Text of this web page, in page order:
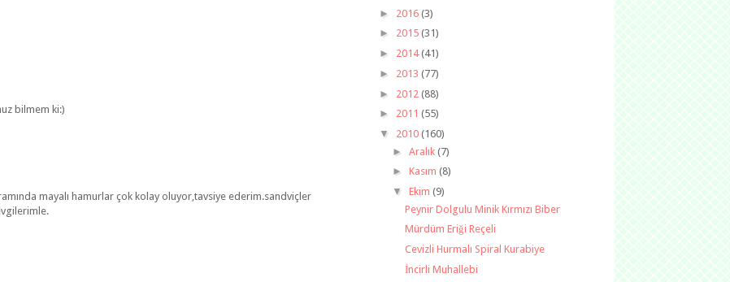
bilmem ki:)
mayalı hamurlar çok kolay oluyor,tavsiye ederim.sandviçler
► 2016 (3)
► 2015 (31)
► 2014(41)
► 2013 (77)
► 2012 (88)
► 2011 (55)
▼ 2010 (160)
► Aralık (7)
► Kasım (8)
▼ Ekim (9)
Peynir Dolgulu Minik Kırmızı Biber
Mürdüm Eriği Reçeli
Cevizli Hurmalı Spiral Kurabiye
İncirli Muhallebi